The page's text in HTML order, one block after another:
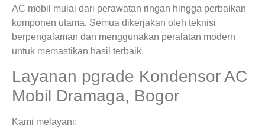
AC mobil mulai dari perawatan ringan hingga perbaikan
komponen utama. Semua dikerjakan oleh teknisi
berpengalaman dan menggunakan peralatan modern
untuk memastikan hasil terbaik.
Layanan pgrade Kondensor AC
Mobil Dramaga, Bogor
Kami melayani: